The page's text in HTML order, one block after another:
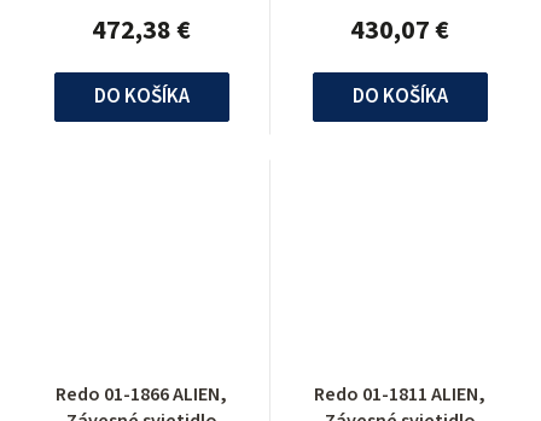
472,38 €
DO KOŠÍKA
430,07 €
DO KOŠÍKA
Redo 01-1866 ALIEN,
Redo 01-1811 ALIEN,